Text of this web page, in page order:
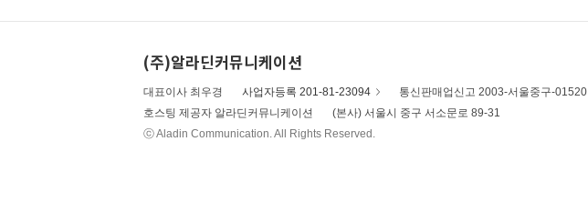
(주)알라딘커뮤니케이션
대표이사 최우경 사업자등록 201-81-23094 통신판매업신고 2003-서울중구-01520
호스팅 제공자 알라딘커뮤니케이션
(본사) 서울시 중구 서소문로 89-31
ⓒ Aladin Communication. All Rights Reserved.